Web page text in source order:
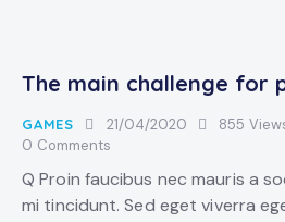
The main challenge for
GAMES 21/04/2020 855
0 Comments
Q Proin faucibus nec mauris a
mi tincidunt. Sed eget viverra